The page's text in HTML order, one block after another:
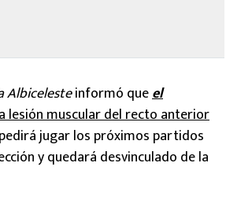
Albicelesteinformó queel
lesión muscular del recto anterior
jugar los próximos partidos
y quedará desvinculado de la